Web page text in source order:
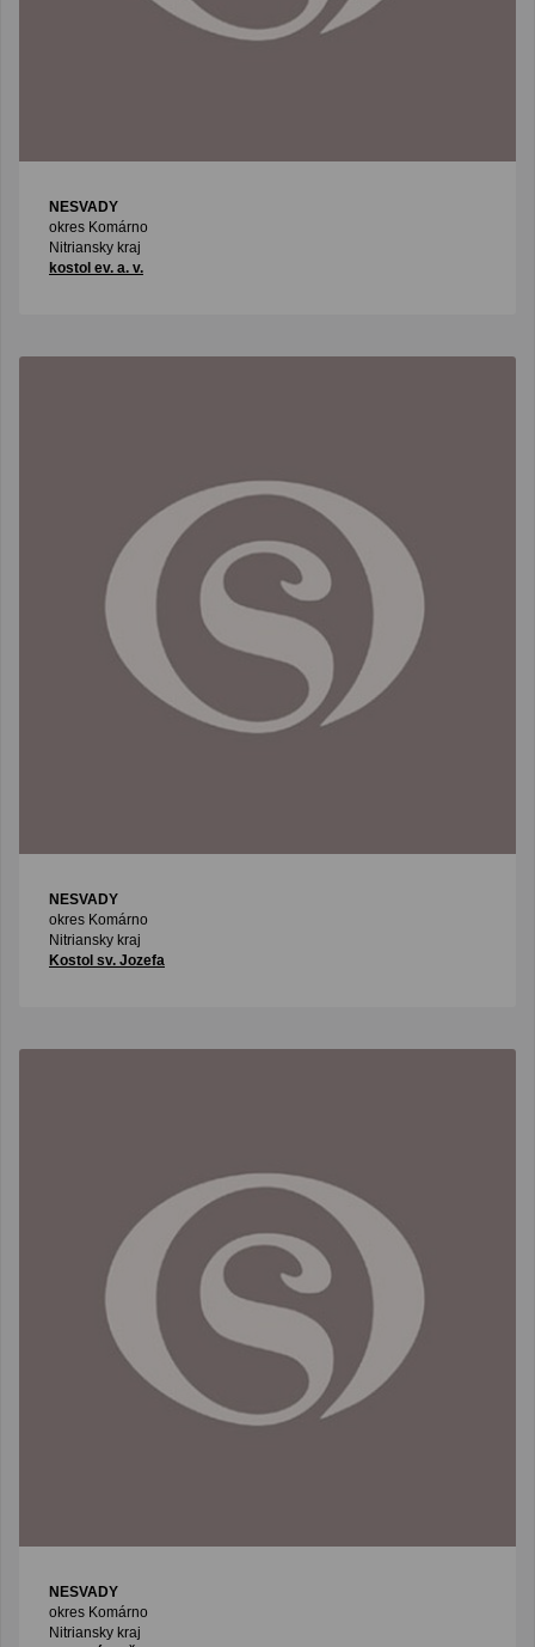
NESVADY
okres Komárno
Nitriansky kraj
kostol ev. a. v.
NESVADY
okres Komárno
Nitriansky kraj
Kostol sv. Jozefa
NESVADY
okres Komárno
Nitriansky kraj